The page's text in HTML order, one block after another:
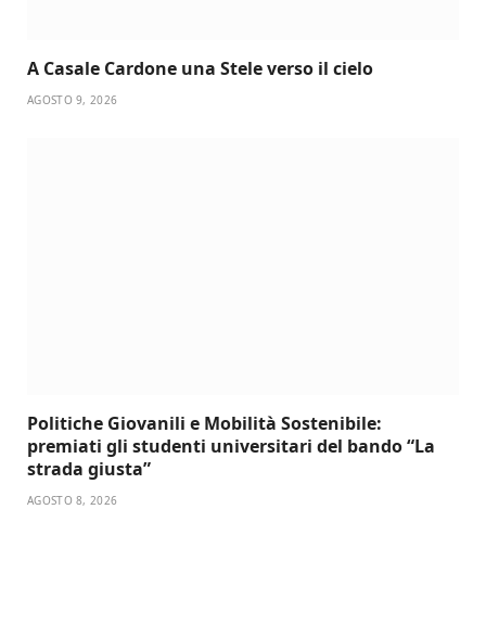
A Casale Cardone una Stele verso il cielo
AGOSTO 9, 2026
Politiche Giovanili e Mobilità Sostenibile:
premiati gli studenti universitari del bando “La
strada giusta”
AGOSTO 8, 2026